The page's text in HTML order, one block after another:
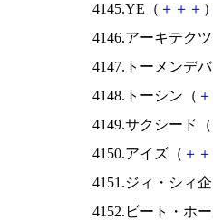
4145.YE（ ＋ ＋ ＋
4146.アーキテク
4147.トーメンデ
4148.トーシン（ ＋
4149.サクシード（
4150.アイズ（ ＋ ＋
4151.ジィ・シィ
4152.ビート・ホ